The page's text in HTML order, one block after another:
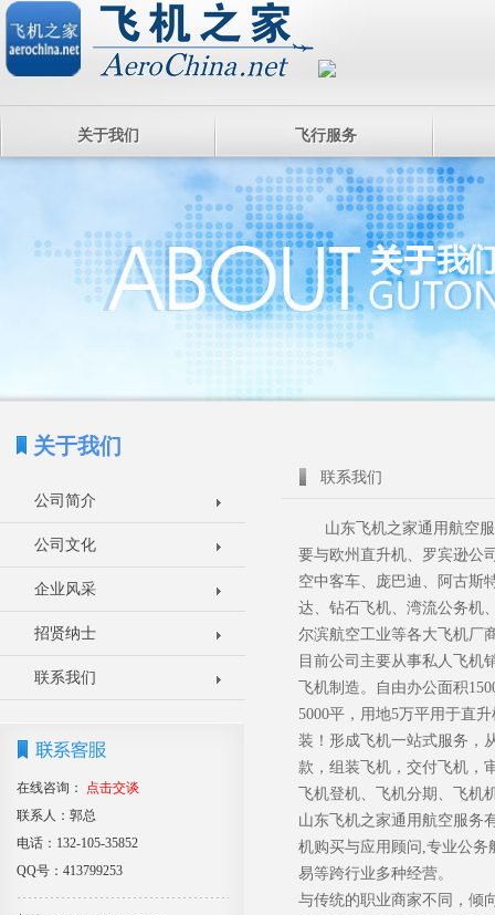
关于我们 飞行服务
关于我们
公司简介
公司文化
企业风采
招贤纳士
联系我们
在线咨询：
点击交谈
联系人：郭总
电话：132-105-35852
QQ号：413799253
联系我们
山东飞机之家通用航空服
要与欧州直升机、罗宾逊公
空中客车、庞巴迪、阿古斯
达、钻石飞机、湾流公务机
尔滨航空工业等各大飞机厂
目前公司主要从事私人飞机
飞机制造。自由办公面积
5000平，用地5万平用于直
装！形成飞机一站式服务，
款，组装飞机，交付飞机，
飞机登机、飞机分期、飞机
山东飞机之家通用航空服务
机购买与应用顾问,专业公
易等跨行业多种经营。
与传统的职业商家不同，倾